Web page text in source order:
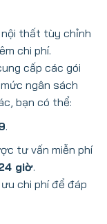
thất tùy chỉnh
chi phí.
cấp các gói
ngân sách
bạn có thể:
.
tư vấn miễn phí
giờ.
chi phí để đáp